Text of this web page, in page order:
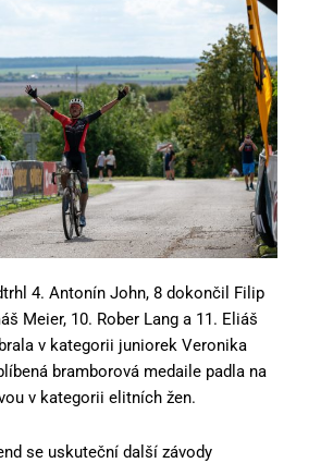
4. Antonín John, 8 dokončil Filip
Meier, 10. Rober Lang a 11. Eliáš
v kategorii juniorek Veronika
bramborová medaile padla na
v kategorii elitních žen.
se uskuteční další závody